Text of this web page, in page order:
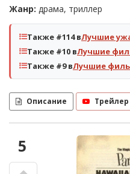
Жанр: драма, триллер
Также #114 вЛучшие
Также #10 вЛучшие
Также #9 вЛучшие
Описание Трейлер
5